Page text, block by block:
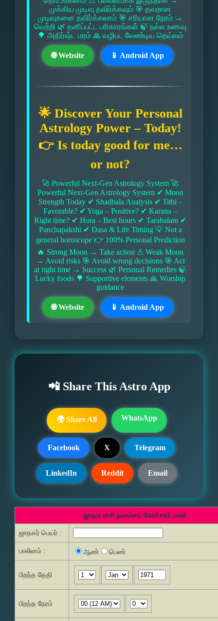
முக்கிய முடிவு தவிர்க்கவும் 🎯 தவறான
முடிவுகளை தவிர்க்கலாம் 🎯 சரியான நேரம் →
வெற்றி 🌿 தனிப்பட்ட பரிகாரங்கள் 🍃 நல்ல உணவு
🌳 அதிர்ஷ்ட மரம் 🙏 வழிபட வேண்டிய தெய்வம்
🌐 Website 📱 Android App
🌟 Discover Your Personal
Astrology Power – Today!
👉 Is today good for me…
or not?
🚀 Powerful Next-Gen Astrology System 🚀
Powerful Next-Gen Astrology System ✔ Moon
Strength Today ✔ Shadbala Analysis ✔ Tithi –
Favorable? ✔ Yoga – Positive? ✔ Karana –
Right time? ✔ Hora – Best hours ✔ Tarabalam ✔
Panchapakshi ✔ Dasa & Life Timing 💡 Not a
general horoscope 👉 100% Personal Prediction
🔥 Strong Moon → Take action ⚠ Weak Moon
→ Avoid risks 🎯 Avoid wrong decisions 🎯 Act
at right time → Success 🌿 Personal Remedies 🍃
Lucky foods 🌳 Supportive elements 🙏 Worship
guidance
🌐 Website 📱 Android App
📲 Share This Astro App
🌍 Share All WhatsApp
Facebook X Telegram
LinkedIn Reddit Email
ஜாதக ராசி நவாம்சம் கோச்சரம் பலன்
ஜாதகர் பெயர் :
பாலினம் : ஆண் பெண்
பிறந்த தேதி
பிறந்த நேரம்